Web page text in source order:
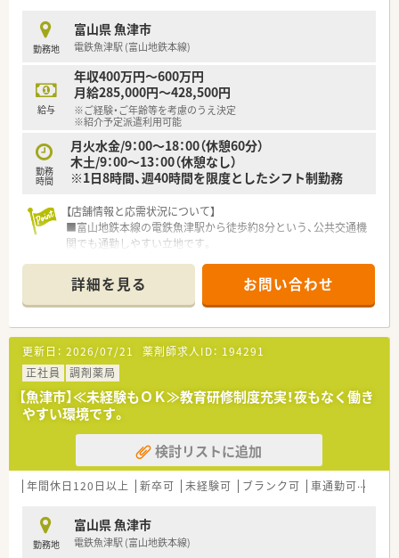
があるのも特徴です
勤務地
富山県 魚津市
電鉄魚津駅 (富山地鉄本線)
給与
年収400万円～600万円
月給285,000円～428,500円
※ご経験・ご年齢等を考慮のうえ決定
※紹介予定派遣利用可能
勤務
時間
月火水金/9：00～18：00（休憩60分）
木土/9：00～13：00（休憩なし）
※1日8時間、週40時間を限度としたシフト制勤務
【店舗情報と応需状況について】
■富山地鉄本線の電鉄魚津駅から徒歩約8分という、公共交通機
関でも通勤しやすい立地です。
ら60枚ほどを応需しています。
■現在は30代から40代の女性薬剤師2名と事務員2名が在籍して
おります。
【法人特徴について】
■全国に350店舗以上の調剤薬局を多角的に展開している、東証
プライム市場上場の安定企業です。
■ご自身のライフプランに合わせて「自宅通勤」や「広域エリア」
など4つの勤務コースを選択できます。
■患者様としっかり向き合えるよう、身体的負担の少ない「座り
カウンター」を積極的に導入しています。
【こんな取り組みをしています】
■創業当初から地域医療への貢献を重視し、現在では在宅医療の
などを活用した予防医療にも積極的に取り組み、健康をサポート
します。
■現場の薬剤師がDI委員会に参加し、ジェネリック医薬品の選定
詳細を見る お問い合わせ
更新日： 2026/07/21 薬剤師求人ID： 194291
正社員
調剤薬局
【魚津市】≪未経験もＯＫ≫教育研修制度充実！夜もなく働き
やすい環境です。
検討リストに追加
年間休日120日以上 新卒可 未経験可 ブランク可 車通勤可
勤務地
富山県 魚津市
電鉄魚津駅 (富山地鉄本線)